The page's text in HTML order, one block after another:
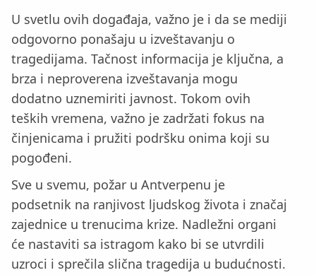
U svetlu ovih događaja, važno je i da se mediji
odgovorno ponašaju u izveštavanju o
tragedijama. Tačnost informacija je ključna, a
brza i neproverena izveštavanja mogu
dodatno uznemiriti javnost. Tokom ovih
teških vremena, važno je zadržati fokus na
činjenicama i pružiti podršku onima koji su
pogođeni.
Sve u svemu, požar u Antverpenu je
podsetnik na ranjivost ljudskog života i značaj
zajednice u trenucima krize. Nadležni organi
će nastaviti sa istragom kako bi se utvrdili
uzroci i sprečila slična tragedija u budućnosti.